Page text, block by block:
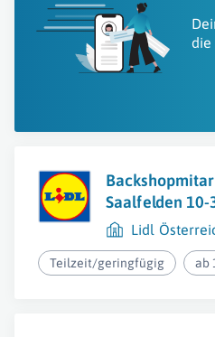
die
Saalfelden 10-
Lidl
Teilzeit/geringfügig ab